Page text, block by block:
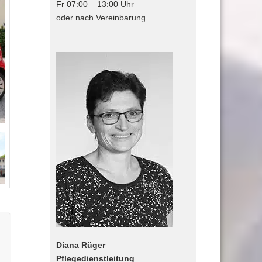
Fr 07:00 – 13:00 Uhr
oder nach Vereinbarung.
Diana Rüger
Pflegedienstleitung